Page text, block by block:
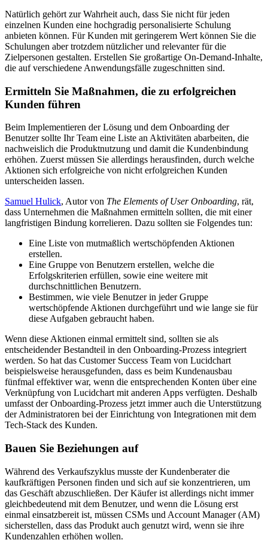
Natürlich gehört zur Wahrheit auch, dass Sie nicht für jeden
einzelnen Kunden eine hochgradig personalisierte Schulung
anbieten können. Für Kunden mit geringerem Wert können Sie die
Schulungen aber trotzdem nützlicher und relevanter für die
Zielpersonen gestalten. Erstellen Sie großartige On-Demand-Inhalte,
die auf verschiedene Anwendungsfälle zugeschnitten sind.
Ermitteln Sie Maßnahmen, die zu erfolgreichen
Kunden führen
Beim Implementieren der Lösung und dem Onboarding der
Benutzer sollte Ihr Team eine Liste an Aktivitäten abarbeiten, die
nachweislich die Produktnutzung und damit die Kundenbindung
erhöhen. Zuerst müssen Sie allerdings herausfinden, durch welche
Aktionen sich erfolgreiche von nicht erfolgreichen Kunden
unterscheiden lassen.
Samuel Hulick, Autor von The Elements of User Onboarding, rät,
dass Unternehmen die Maßnahmen ermitteln sollten, die mit einer
langfristigen Bindung korrelieren. Dazu sollten sie Folgendes tun:
Eine Liste von mutmaßlich wertschöpfenden Aktionen
erstellen.
Eine Gruppe von Benutzern erstellen, welche die
Erfolgskriterien erfüllen, sowie eine weitere mit
durchschnittlichen Benutzern.
Bestimmen, wie viele Benutzer in jeder Gruppe
wertschöpfende Aktionen durchgeführt und wie lange sie für
diese Aufgaben gebraucht haben.
Wenn diese Aktionen einmal ermittelt sind, sollten sie als
entscheidender Bestandteil in den Onboarding-Prozess integriert
werden. So hat das Customer Success Team von Lucidchart
beispielsweise herausgefunden, dass es beim Kundenausbau
fünfmal effektiver war, wenn die entsprechenden Konten über eine
Verknüpfung von Lucidchart mit anderen Apps verfügten. Deshalb
umfasst der Onboarding-Prozess jetzt immer auch die Unterstützung
der Administratoren bei der Einrichtung von Integrationen mit dem
Tech-Stack des Kunden.
Bauen Sie Beziehungen auf
Während des Verkaufszyklus musste der Kundenberater die
kaufkräftigen Personen finden und sich auf sie konzentrieren, um
das Geschäft abzuschließen. Der Käufer ist allerdings nicht immer
gleichbedeutend mit dem Benutzer, und wenn die Lösung erst
einmal einsatzbereit ist, müssen CSMs und Account Manager (AM)
sicherstellen, dass das Produkt auch genutzt wird, wenn sie ihre
Kundenzahlen erhöhen wollen.